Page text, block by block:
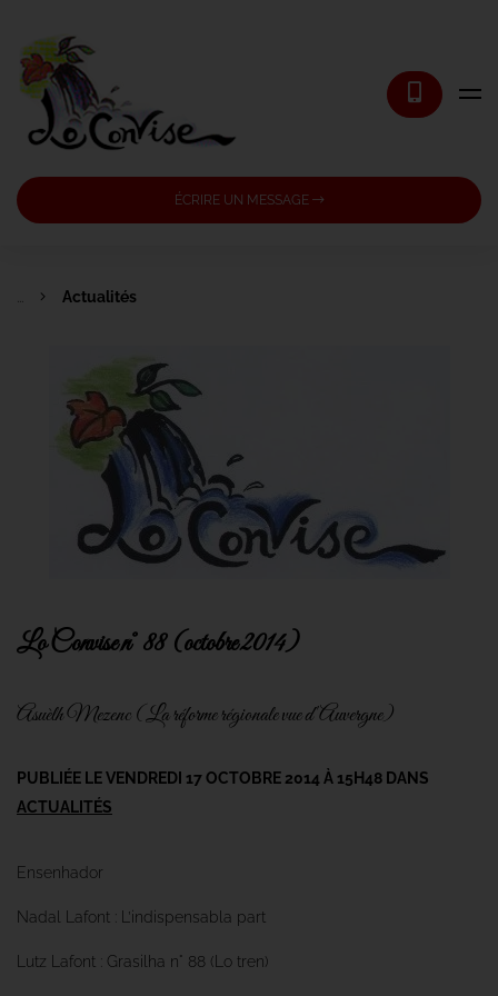
ÉCRIRE UN MESSAGE
Actualités
Lo Convise n° 88 (octobre 2014)
Asuèlh Mezenc (La réforme régionale vue d'Auvergne)
PUBLIÉE LE VENDREDI 17 OCTOBRE 2014 À 15H48 DANS
ACTUALITÉS
Ensenhador
Nadal Lafont : L’indispensabla part
Lutz Lafont : Grasilha n° 88 (Lo tren)